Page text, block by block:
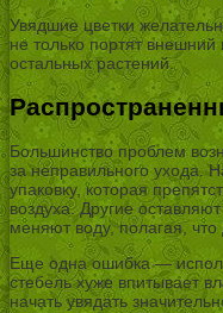
Увядшие цветки
не только портят внешний
остальных растений.
Большинство проблем
за неправильного ухода.
упаковку, которая
воздуха. Другие
меняют воду, полагая,
Еще одна ошибка —
стебель хуже впитывает
начать увядать